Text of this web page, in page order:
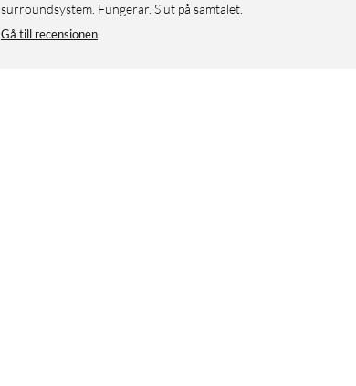
surroundsystem. Fungerar. Slut på samtalet.
Gå till recensionen